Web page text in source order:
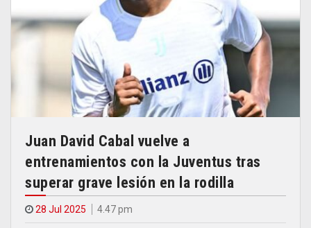
Juan David Cabal vuelve a
entrenamientos con la Juventus tras
superar grave lesión en la rodilla
28 Jul 2025 4.47 pm